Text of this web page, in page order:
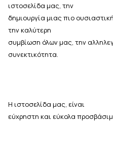
ιστοσελίδα μας, την
δημιουργία μιας πιο
την καλύτερη
συμβίωση όλων μας, την
συνεκτικότητα.
Η ιστοσελίδα μας, είναι
εύχρηστη και εύκολα